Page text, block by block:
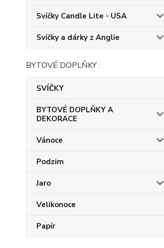
Svíčky Candle Lite - USA
Svíčky a dárky z Anglie
BYTOVÉ DOPLŇKY :
SVÍČKY
BYTOVÉ DOPLŇKY A
DEKORACE
Vánoce
Podzim
Jaro
Velikonoce
Papír